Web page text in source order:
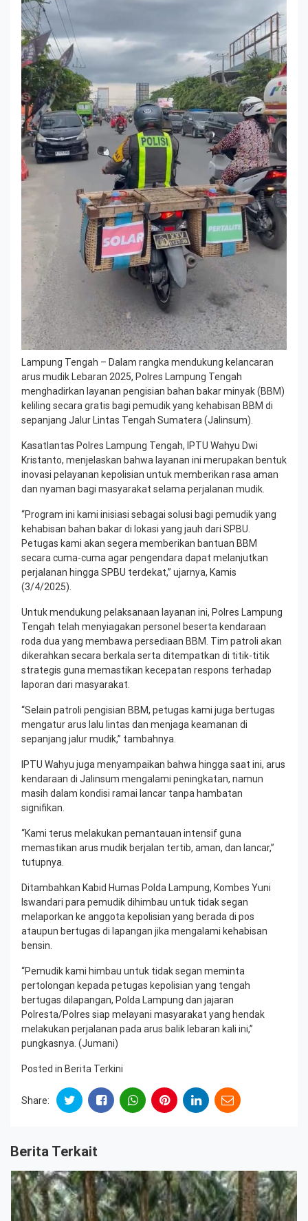
Lampung Tengah – Dalam rangka mendukung kelancaran
arus mudik Lebaran 2025, Polres Lampung Tengah
menghadirkan layanan pengisian bahan bakar minyak (BBM)
keliling secara gratis bagi pemudik yang kehabisan BBM di
sepanjang Jalur Lintas Tengah Sumatera (Jalinsum).
Kasatlantas Polres Lampung Tengah, IPTU Wahyu Dwi
Kristanto, menjelaskan bahwa layanan ini merupakan bentuk
inovasi pelayanan kepolisian untuk memberikan rasa aman
dan nyaman bagi masyarakat selama perjalanan mudik.
“Program ini kami inisiasi sebagai solusi bagi pemudik yang
kehabisan bahan bakar di lokasi yang jauh dari SPBU.
Petugas kami akan segera memberikan bantuan BBM
secara cuma-cuma agar pengendara dapat melanjutkan
perjalanan hingga SPBU terdekat,” ujarnya, Kamis
(3/4/2025).
Untuk mendukung pelaksanaan layanan ini, Polres Lampung
Tengah telah menyiagakan personel beserta kendaraan
roda dua yang membawa persediaan BBM. Tim patroli akan
dikerahkan secara berkala serta ditempatkan di titik-titik
strategis guna memastikan kecepatan respons terhadap
laporan dari masyarakat.
“Selain patroli pengisian BBM, petugas kami juga bertugas
mengatur arus lalu lintas dan menjaga keamanan di
sepanjang jalur mudik,” tambahnya.
IPTU Wahyu juga menyampaikan bahwa hingga saat ini, arus
kendaraan di Jalinsum mengalami peningkatan, namun
masih dalam kondisi ramai lancar tanpa hambatan
signifikan.
“Kami terus melakukan pemantauan intensif guna
memastikan arus mudik berjalan tertib, aman, dan lancar,”
tutupnya.
Ditambahkan Kabid Humas Polda Lampung, Kombes Yuni
Iswandari para pemudik dihimbau untuk tidak segan
melaporkan ke anggota kepolisian yang berada di pos
ataupun bertugas di lapangan jika mengalami kehabisan
bensin.
“Pemudik kami himbau untuk tidak segan meminta
pertolongan kepada petugas kepolisian yang tengah
bertugas dilapangan, Polda Lampung dan jajaran
Polresta/Polres siap melayani masyarakat yang hendak
melakukan perjalanan pada arus balik lebaran kali ini,”
pungkasnya. (Jumani)
Posted in Berita Terkini
Share:
Berita Terkait